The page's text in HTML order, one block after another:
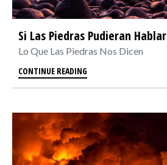
Si Las Piedras Pudieran Hablar
Lo Que Las Piedras Nos Dicen
CONTINUE READING